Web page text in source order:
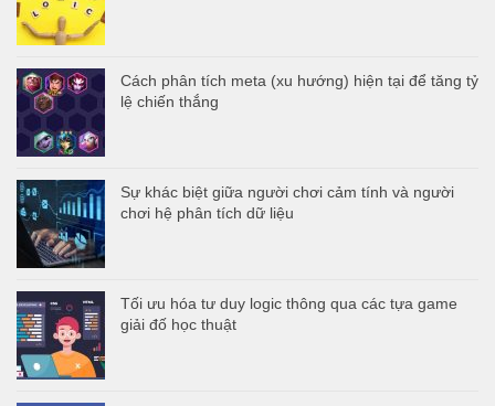
Cách phân tích meta (xu hướng) hiện tại để tăng tỷ
lệ chiến thắng
Sự khác biệt giữa người chơi cảm tính và người
chơi hệ phân tích dữ liệu
Tối ưu hóa tư duy logic thông qua các tựa game
giải đố học thuật